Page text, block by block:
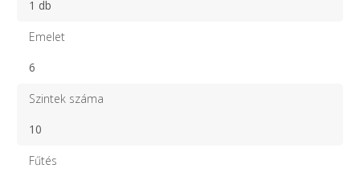
1 db
Emelet
6
Szintek száma
10
Fűtés